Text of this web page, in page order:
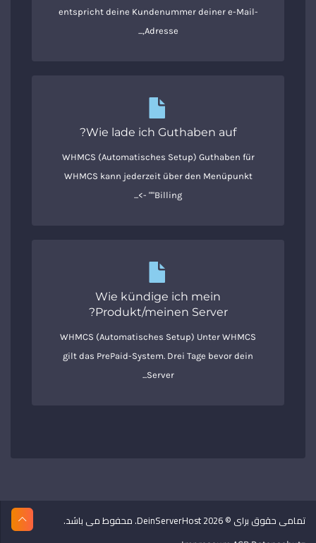
entspricht deine Kundenummer deiner e-Mail-
Adresse,...
Wie lade ich Guthaben auf?
WHMCS (Automatisches Setup) Guthaben für
WHMCS kann jederzeit über den Menüpunkt
"Billing" ->...
Wie kündige ich mein
Produkt/meinen Server?
WHMCS (Automatisches Setup) Unter WHMCS
gilt das PrePaid-System. Drei Tage bevor dein
Server...
تمامی حقوق برای © 2026 DeinServerHost. محفوط می باشد.